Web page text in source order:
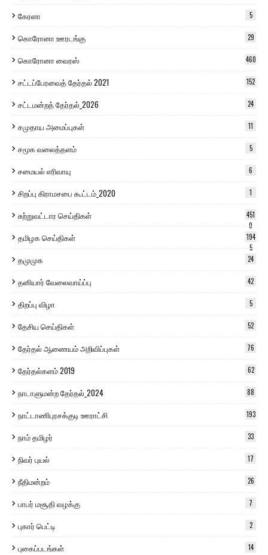
கேரளா 5
கொரோனா ஊரடங்கு 29
கொரோனா வைரஸ் 460
சட்டப்பேரவைத் தேர்தல் 2021 152
சட்டமன்றத் தேர்தல்_2026 24
சமுதாய அமைப்புகள் 11
சமூக வலைத்தளம் 5
சமையல் எரிவாயு 6
சிறப்பு கிராமசபை கூட்டம்_2020 1
சுற்றுவட்டார செய்திகள்
451
0
தமிழக செய்திகள்
194
5
தமுமுக 24
தனியார் வேலைவாய்ப்பு 42
திறப்பு விழா 5
தேசிய செய்திகள் 52
தேர்தல் ஆணையம் அறிவிப்புகள் 76
தேர்தல்களம் 2019 62
நாடாளுமன்ற தேர்தல்_2024 88
நாட்டாணிபுரசக்குடி ஊராட்சி 193
நாம் தமிழர் 33
நிவர் புயல் 17
நீதிமன்றம் 26
பாபர் மசூதி வழக்கு 7
புகார் பெட்டி 2
புகைப்படங்கள் 14